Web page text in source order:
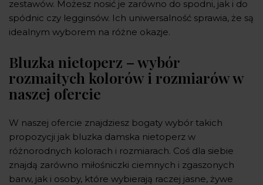
zestawów. Możesz nosić je zarówno do spodni, jak i do
spódnic czy legginsów. Ich uniwersalność sprawia, że są
idealnym wyborem na różne okazje.
Bluzka nietoperz – wybór
rozmaitych kolorów i rozmiarów w
naszej ofercie
W naszej ofercie znajdziesz bogaty wybór takich
propozycji jak bluzka damska nietoperz w
różnorodnych kolorach i rozmiarach. Coś dla siebie
znajdą zarówno miłośniczki ciemnych i zgaszonych
barw, jak i osoby, które wybierają raczej jasne, żywe